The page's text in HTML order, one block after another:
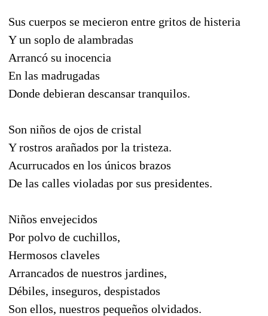
Sus cuerpos se mecieron entre gritos de histeria
Y un soplo de alambradas
Arrancó su inocencia
En las madrugadas
Donde debieran descansar tranquilos.
Son niños de ojos de cristal
Y rostros arañados por la tristeza.
Acurrucados en los únicos brazos
De las calles violadas por sus presidentes.
Niños envejecidos
Por polvo de cuchillos,
Hermosos claveles
Arrancados de nuestros jardines,
Débiles, inseguros, despistados
Son ellos, nuestros pequeños olvidados.